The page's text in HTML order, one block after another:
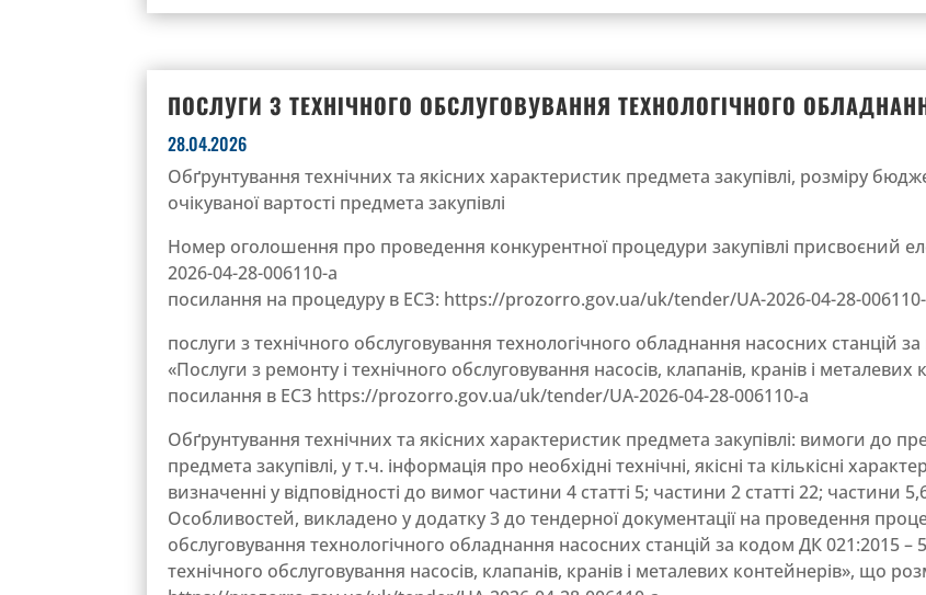
ПОСЛУГИ З ТЕХНІЧНОГО ОБСЛУГОВУВАННЯ ТЕХНОЛОГІЧНОГО
28.04.2026
Обґрунтування технічних та якісних характеристик предмета закупівлі, розміру
очікуваної вартості предмета закупівлі
Номер оголошення про проведення конкурентної процедури закупівлі присвоєний
2026-04-28-006110-a
посилання на процедуру в ЕСЗ: https://prozorro.gov.ua/uk/tender/UA-2026-04-28-
послуги з технічного обслуговування технологічного обладнання насосних станцій
«Послуги з ремонту і технічного обслуговування насосів, клапанів, кранів і
посилання в ЕСЗ https://prozorro.gov.ua/uk/tender/UA-2026-04-28-006110-a
Обґрунтування технічних та якісних характеристик предмета закупівлі: вимоги до
предмета закупівлі, у т.ч. інформація про необхідні технічні, якісні та кількісні
визначенні у відповідності до вимог частини 4 статті 5; частини 2 статті 22; частини
Особливостей, викладено у додатку 3 до тендерної документації на проведення
обслуговування технологічного обладнання насосних станцій за кодом ДК 021:2015 –
технічного обслуговування насосів, клапанів, кранів і металевих контейнерів», що